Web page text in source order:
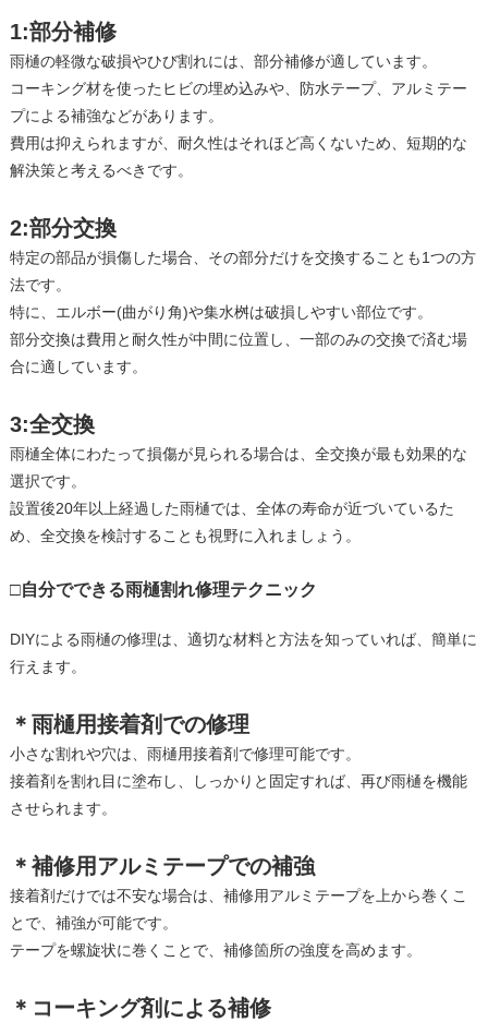
1:部分補修
雨樋の軽微な破損やひび割れには、部分補修が適しています。
コーキング材を使ったヒビの埋め込みや、防水テープ、アルミテー
プによる補強などがあります。
費用は抑えられますが、耐久性はそれほど高くないため、短期的な
解決策と考えるべきです。
2:部分交換
特定の部品が損傷した場合、その部分だけを交換することも1つの方
法です。
特に、エルボー(曲がり角)や集水桝は破損しやすい部位です。
部分交換は費用と耐久性が中間に位置し、一部のみの交換で済む場
合に適しています。
3:全交換
雨樋全体にわたって損傷が見られる場合は、全交換が最も効果的な
選択です。
設置後20年以上経過した雨樋では、全体の寿命が近づいているた
め、全交換を検討することも視野に入れましょう。
□自分でできる雨樋割れ修理テクニック
DIYによる雨樋の修理は、適切な材料と方法を知っていれば、簡単に
行えます。
＊雨樋用接着剤での修理
小さな割れや穴は、雨樋用接着剤で修理可能です。
接着剤を割れ目に塗布し、しっかりと固定すれば、再び雨樋を機能
させられます。
＊補修用アルミテープでの補強
接着剤だけでは不安な場合は、補修用アルミテープを上から巻くこ
とで、補強が可能です。
テープを螺旋状に巻くことで、補修箇所の強度を高めます。
＊コーキング剤による補修